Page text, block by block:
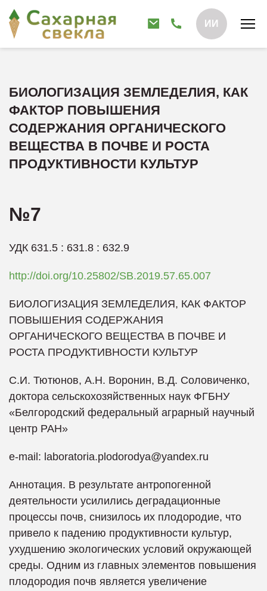
ИИ
БИОЛОГИЗАЦИЯ ЗЕМЛЕДЕЛИЯ, КАК
ФАКТОР ПОВЫШЕНИЯ
СОДЕРЖАНИЯ ОРГАНИЧЕСКОГО
ВЕЩЕСТВА В ПОЧВЕ И РОСТА
ПРОДУКТИВНОСТИ КУЛЬТУР
№7
УДК 631.5 : 631.8 : 632.9
http://doi.org/10.25802/SB.2019.57.65.007
БИОЛОГИЗАЦИЯ ЗЕМЛЕДЕЛИЯ, КАК ФАКТОР
ПОВЫШЕНИЯ СОДЕРЖАНИЯ
ОРГАНИЧЕСКОГО ВЕЩЕСТВА В ПОЧВЕ И
РОСТА ПРОДУКТИВНОСТИ КУЛЬТУР
С.И. Тютюнов, А.Н. Воронин, В.Д. Соловиченко,
доктора сельскохозяйственных наук ФГБНУ
«Белгородский федеральный аграрный научный
центр РАН»
e-mail: laboratoria.plodorodya@yandex.ru
Аннотация. В результате антропогенной
деятельности усилились деградационные
процессы почв, снизилось их плодородие, что
привело к падению продуктивности культур,
ухудшению экологических условий окружающей
среды. Одним из главных элементов повышения
плодородия почв является увеличение